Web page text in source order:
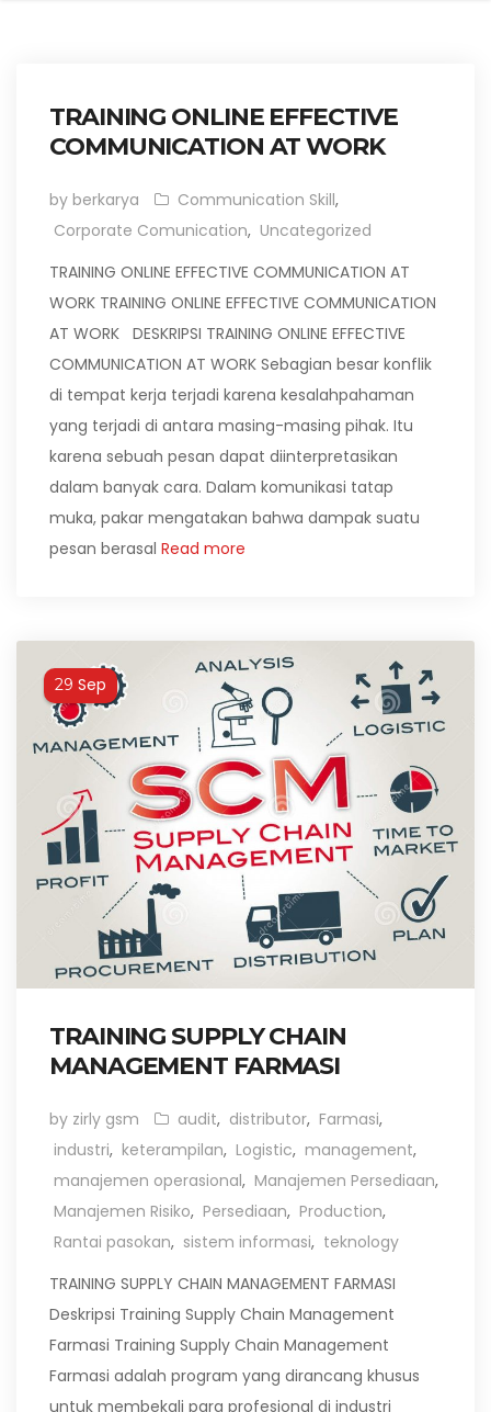
TRAINING ONLINE EFFECTIVE
COMMUNICATION AT WORK
by berkarya Communication Skill,
Corporate Comunication, Uncategorized
TRAINING ONLINE EFFECTIVE COMMUNICATION AT
WORK TRAINING ONLINE EFFECTIVE COMMUNICATION
AT WORK DESKRIPSI TRAINING ONLINE EFFECTIVE
COMMUNICATION AT WORK Sebagian besar konflik
di tempat kerja terjadi karena kesalahpahaman
yang terjadi di antara masing-masing pihak. Itu
karena sebuah pesan dapat diinterpretasikan
dalam banyak cara. Dalam komunikasi tatap
muka, pakar mengatakan bahwa dampak suatu
pesan berasal Read more
29 Sep
TRAINING SUPPLY CHAIN
MANAGEMENT FARMASI
by zirly gsm audit, distributor, Farmasi,
industri, keterampilan, Logistic, management,
manajemen operasional, Manajemen Persediaan,
Manajemen Risiko, Persediaan, Production,
Rantai pasokan, sistem informasi, teknology
TRAINING SUPPLY CHAIN MANAGEMENT FARMASI
Deskripsi Training Supply Chain Management
Farmasi Training Supply Chain Management
Farmasi adalah program yang dirancang khusus
untuk membekali para profesional di industri